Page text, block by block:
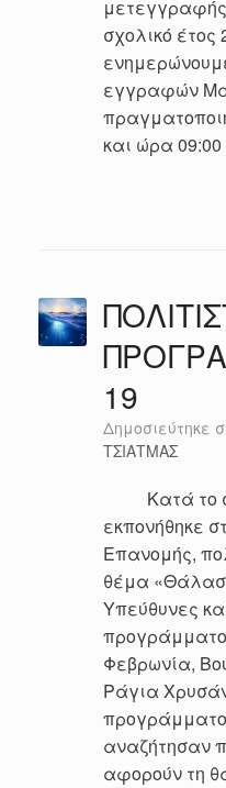
σχολικό έτος
εγγραφών
και ώρα
19
Δημοσιεύτηκε
ΤΣΙΑΤΜΑΣ
Κατά το
εκπονήθηκε
Επανομής,
θέμα
Υπεύθυνες
Φεβρωνία,
Ράγια
αναζήτησαν
αφορούν τη